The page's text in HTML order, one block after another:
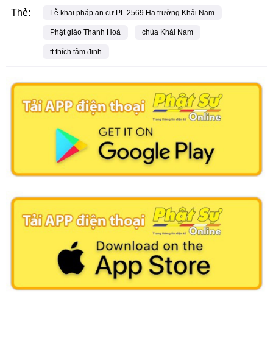
Thẻ: Lễ khai pháp an cư PL 2569 Hạ trường Khải Nam
Phật giáo Thanh Hoá chùa Khải Nam
tt thích tâm định